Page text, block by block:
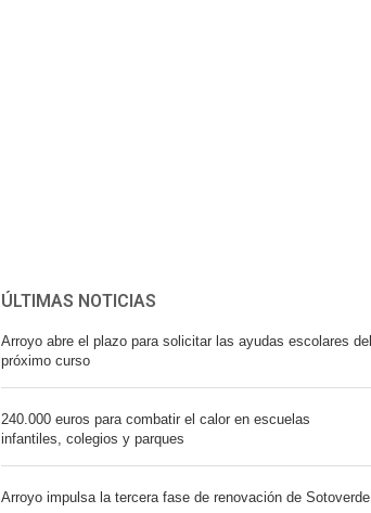
ÚLTIMAS NOTICIAS
Arroyo abre el plazo para solicitar las ayudas escolares del
próximo curso
240.000 euros para combatir el calor en escuelas
infantiles, colegios y parques
Arroyo impulsa la tercera fase de renovación de Sotoverde